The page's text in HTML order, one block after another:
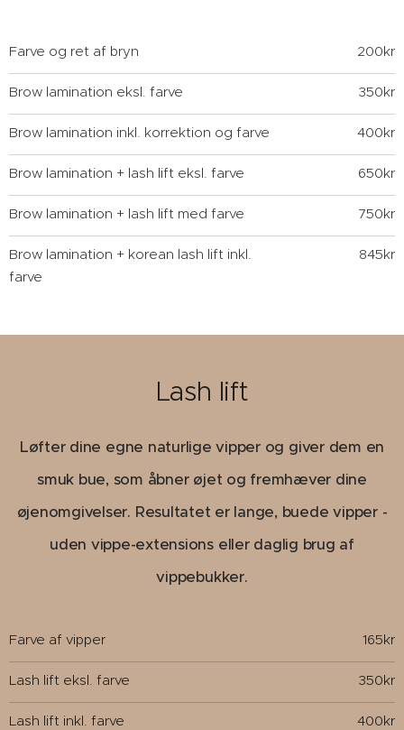
Farve og ret af bryn 200kr
Brow lamination eksl. farve 350kr
Brow lamination inkl. korrektion og farve 400kr
Brow lamination + lash lift eksl. farve 650kr
Brow lamination + lash lift med farve 750kr
Brow lamination + korean lash lift inkl.
farve
845kr
Lash lift
Løfter dine egne naturlige vipper og giver dem en
smuk bue, som åbner øjet og fremhæver dine
øjenomgivelser. Resultatet er lange, buede vipper -
uden vippe-extensions eller daglig brug af
vippebukker.
Farve af vipper 165kr
Lash lift eksl. farve 350kr
Lash lift inkl. farve 400kr